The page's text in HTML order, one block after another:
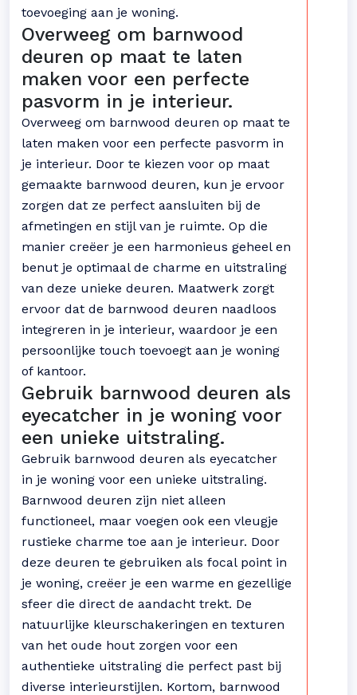
toevoeging aan je woning.
Overweeg om barnwood
deuren op maat te laten
maken voor een perfecte
pasvorm in je interieur.
Overweeg om barnwood deuren op maat te
laten maken voor een perfecte pasvorm in
je interieur. Door te kiezen voor op maat
gemaakte barnwood deuren, kun je ervoor
zorgen dat ze perfect aansluiten bij de
afmetingen en stijl van je ruimte. Op die
manier creëer je een harmonieus geheel en
benut je optimaal de charme en uitstraling
van deze unieke deuren. Maatwerk zorgt
ervoor dat de barnwood deuren naadloos
integreren in je interieur, waardoor je een
persoonlijke touch toevoegt aan je woning
of kantoor.
Gebruik barnwood deuren als
eyecatcher in je woning voor
een unieke uitstraling.
Gebruik barnwood deuren als eyecatcher
in je woning voor een unieke uitstraling.
Barnwood deuren zijn niet alleen
functioneel, maar voegen ook een vleugje
rustieke charme toe aan je interieur. Door
deze deuren te gebruiken als focal point in
je woning, creëer je een warme en gezellige
sfeer die direct de aandacht trekt. De
natuurlijke kleurschakeringen en texturen
van het oude hout zorgen voor een
authentieke uitstraling die perfect past bij
diverse interieurstijlen. Kortom, barnwood